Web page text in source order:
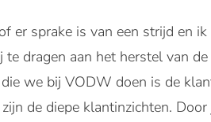
er sprake is van een strijd en ik
dragen aan het herstel van
we bij VODW doen is de
de diepe klantinzichten.